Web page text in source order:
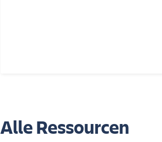
Alle Ressourcen